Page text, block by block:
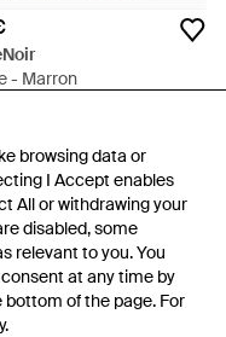
browsing data or
I Accept enables
All or withdrawing your
disabled, some
relevant to you. You
at any time by
of the page. For
.
browsing data or
I Accept enables
All or withdrawing your
disabled, some
relevant to you. You
at any time by
of the page. For
.
- Marron